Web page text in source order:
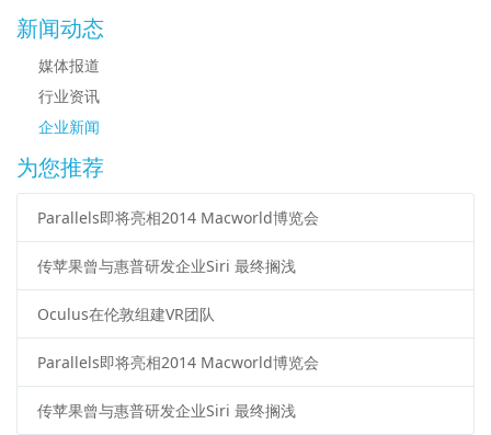
新闻动态
媒体报道
行业资讯
企业新闻
为您推荐
Parallels即将亮相2014 Macworld博览会
传苹果曾与惠普研发企业Siri 最终搁浅
Oculus在伦敦组建VR团队
Parallels即将亮相2014 Macworld博览会
传苹果曾与惠普研发企业Siri 最终搁浅